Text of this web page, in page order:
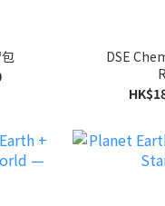
DSE